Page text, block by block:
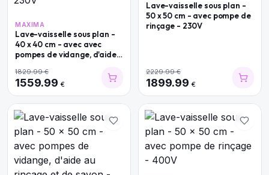
MAXIMA
Lave-vaisselle sous plan -
40 x 40 cm - avec avec
pompes de vidange, d'aide
230V
1829.99€
1559.99 €
Lave-vaisselle sous plan -
50 x 50 cm - avec pompe de
rinçage - 230V
2229.99€
1899.99 €